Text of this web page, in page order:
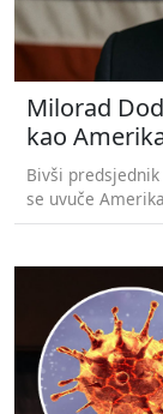
Milorad
kao
Bivši predsjednik
se uvuče